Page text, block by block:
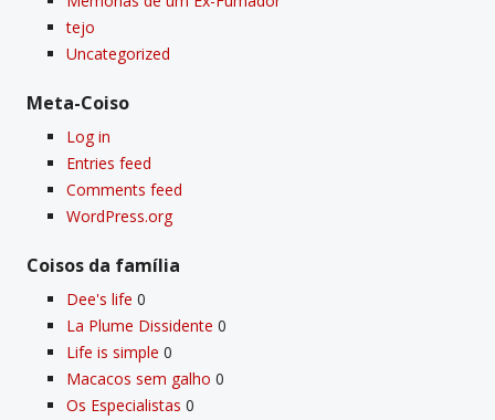
tejo
Uncategorized
Meta-Coiso
Log in
Entries feed
Comments feed
WordPress.org
Coisos da famí­lia
Dee's life 0
La Plume Dissidente 0
Life is simple 0
Macacos sem galho 0
Os Especialistas 0